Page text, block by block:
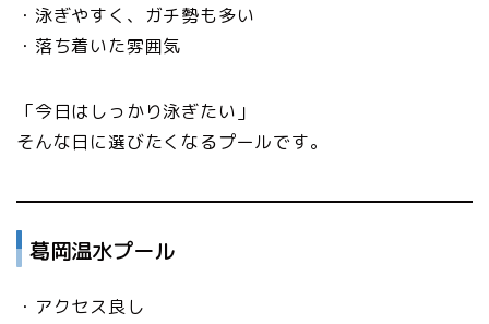
・泳ぎやすく、ガチ勢も多い
・落ち着いた雰囲気
「今日はしっかり泳ぎたい」
そんな日に選びたくなるプールです。
葛岡温水プール
・アクセス良し